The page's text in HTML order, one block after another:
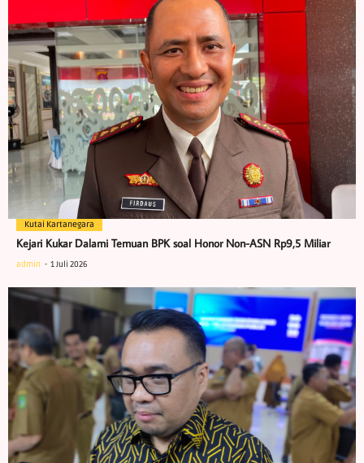
Kutai Kartanegara
Kejari Kukar Dalami Temuan BPK soal Honor Non-ASN Rp9,5 Miliar
admin 1 Juli 2026